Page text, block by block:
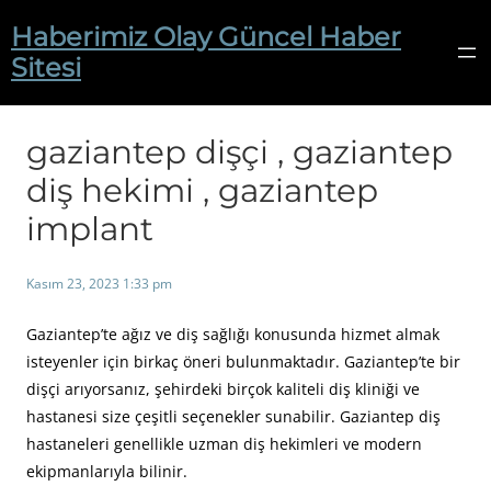
geçHaberimiz Olay Güncel Haber
Sitesi
gaziantep dişçi , gaziantep
diş hekimi , gaziantep
implant
Kasım 23, 2023 1:33 pm
Gaziantep’te ağız ve diş sağlığı konusunda hizmet almak
isteyenler için birkaç öneri bulunmaktadır. Gaziantep’te bir
dişçi arıyorsanız, şehirdeki birçok kaliteli diş kliniği ve
hastanesi size çeşitli seçenekler sunabilir. Gaziantep diş
hastaneleri genellikle uzman diş hekimleri ve modern
ekipmanlarıyla bilinir.